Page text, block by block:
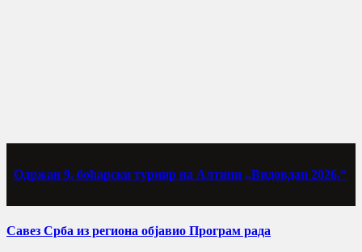
Одржан 9. боћарски турнир на Алтини „Видовдан 2026.“
Савез Срба из региона објавио Програм рада